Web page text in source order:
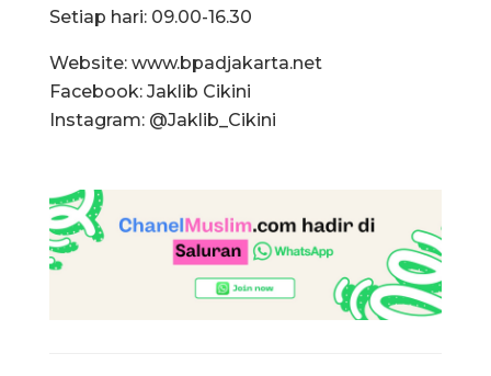
Setiap hari: 09.00-16.30
Website: www.bpadjakarta.net
Facebook: Jaklib Cikini
Instagram: @Jaklib_Cikini